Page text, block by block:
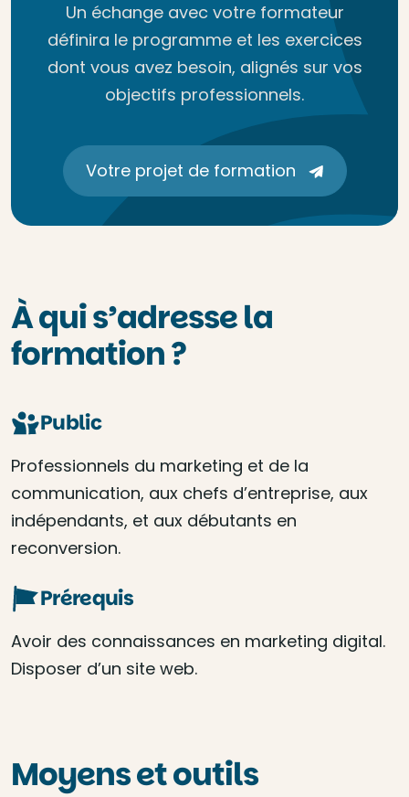
Un échange avec votre formateur
définira le programme et les exercices
dont vous avez besoin, alignés sur vos
objectifs professionnels.
Votre projet de formation
À qui s’adresse la
formation ?
Public
Professionnels du marketing et de la
communication, aux chefs d’entreprise, aux
indépendants, et aux débutants en
reconversion.
Prérequis
Avoir des connaissances en marketing digital.
Disposer d’un site web.
Moyens et outils